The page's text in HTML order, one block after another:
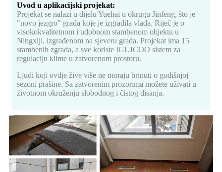
Uvod u aplikacijski projekat:
Projekat se nalazi u dijelu Yuehai u okrugu Jinfeng, što je
"novo jezgro" grada koje je izgradila vlada. Riječ je o
visokokvalitetnom i udobnom stambenom objektu u
Ningxiji, izgrađenom na sjeveru grada. Projekat ima 15
stambenih zgrada, a sve koriste IGUICOO sistem za
regulaciju klime u zatvorenom prostoru.
Ljudi koji ovdje žive više ne moraju brinuti o godišnjoj
sezoni prašine. Sa zatvorenim prozorima možete uživati ​​u
životnom okruženju slobodnog i čistog disanja.